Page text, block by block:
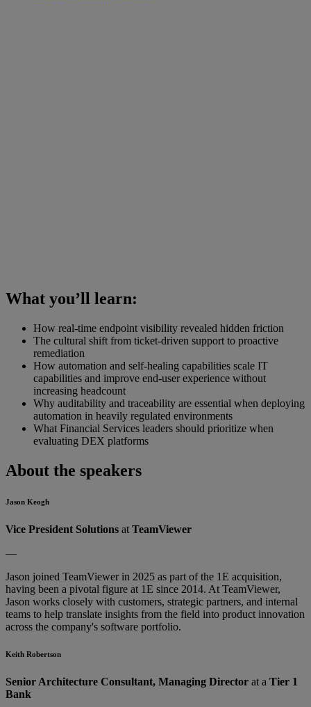
What you’ll learn:
How real-time endpoint visibility revealed hidden friction
The cultural shift from ticket-driven support to proactive
remediation
How automation and self-healing capabilities scale IT
capabilities and improve end-user experience without
increasing headcount
Why auditability and traceability are essential when deploying
automation in heavily regulated environments
What Financial Services leaders should prioritize when
evaluating DEX platforms
About the speakers
Jason Keogh
Vice President Solutions at TeamViewer
—
Jason joined TeamViewer in 2025 as part of the 1E acquisition,
having been a pivotal figure at 1E since 2014. At TeamViewer,
Jason works closely with customers, strategic partners, and internal
teams to help translate insights from the field into product innovation
across the company's software portfolio.
Keith Robertson
Senior Architecture Consultant, Managing Director at a Tier 1
Bank